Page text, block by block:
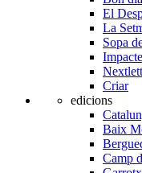
El
La
Sopa
Impacte
Criar
edicions
Baix
Camp